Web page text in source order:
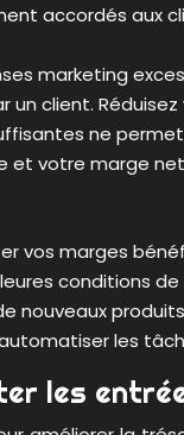
accordés aux
marketing
client.
ne
et votre marge
vos marges
conditions
nouveaux
les
les